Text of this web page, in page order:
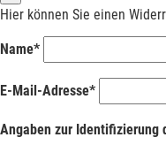
Hier können Sie einen
Name*
E-Mail-Adresse*
Angaben zur Identifizierung